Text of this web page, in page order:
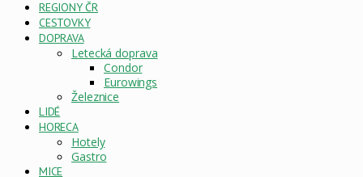
REGIONY ČR
CESTOVKY
DOPRAVA
Letecká doprava
Condor
Eurowings
Železnice
LIDÉ
HORECA
Hotely
Gastro
MICE